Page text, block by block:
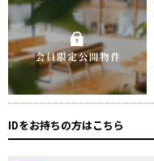
IDをお持ちの方はこちら